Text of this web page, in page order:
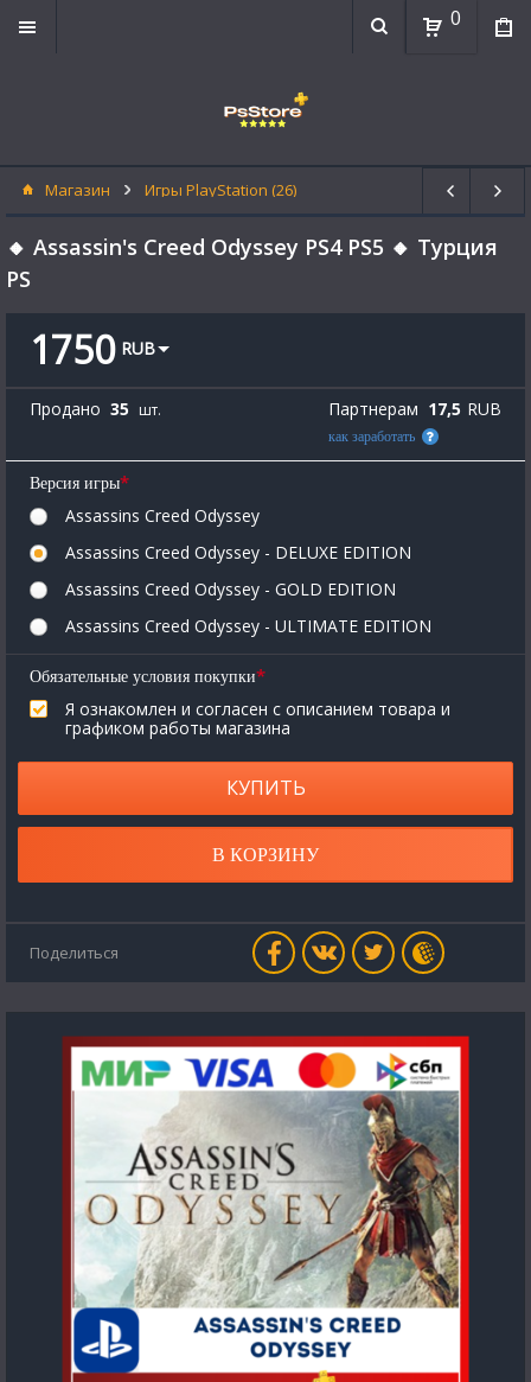
0
Магазин Игры PlayStation (26)
🔸 Assassin's Creed Odyssey PS4 PS5 🔸 Турция
PS
1750 RUB
Продано 35 шт. Партнерам 17,5 RUB
как заработать
Версия игры*
Assassins Creed Odyssey
Assassins Creed Odyssey - DELUXE EDITION
Assassins Creed Odyssey - GOLD EDITION
Assassins Creed Odyssey - ULTIMATE EDITION
Обязательные условия покупки*
Я ознакомлен и согласен с описанием товара и
графиком работы магазина
КУПИТЬ
В КОРЗИНУ
Поделиться